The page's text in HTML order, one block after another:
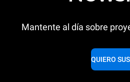
Mantente al día sobre
QUIERO